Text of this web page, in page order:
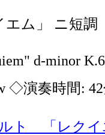
エム」 ニ
d-minor
◇演奏時間:
ト 「レクイ